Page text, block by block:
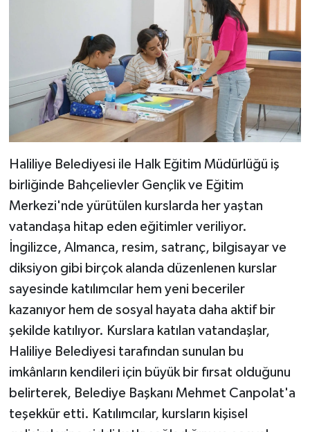
Haliliye Belediyesi ile Halk Eğitim Müdürlüğü iş
birliğinde Bahçelievler Gençlik ve Eğitim
Merkezi'nde yürütülen kurslarda her yaştan
vatandaşa hitap eden eğitimler veriliyor.
İngilizce, Almanca, resim, satranç, bilgisayar ve
diksiyon gibi birçok alanda düzenlenen kurslar
sayesinde katılımcılar hem yeni beceriler
kazanıyor hem de sosyal hayata daha aktif bir
şekilde katılıyor. Kurslara katılan vatandaşlar,
Haliliye Belediyesi tarafından sunulan bu
imkânların kendileri için büyük bir fırsat olduğunu
belirterek, Belediye Başkanı Mehmet Canpolat'a
teşekkür etti. Katılımcılar, kursların kişisel